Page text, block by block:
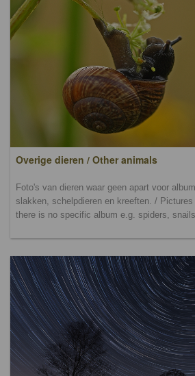
Overige dieren / Other animals
Foto's van dieren waar geen apart voor
slakken, schelpdieren en kreeften. /
there is no specific album e.g. spiders,